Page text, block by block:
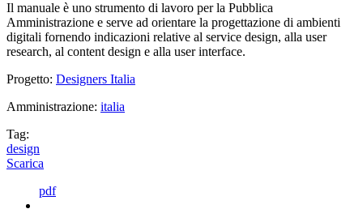
Il manuale è uno strumento di lavoro per la Pubblica
Amministrazione e serve ad orientare la progettazione di ambienti
digitali fornendo indicazioni relative al service design, alla user
research, al content design e alla user interface.
Progetto: Designers Italia
Amministrazione: italia
Tag:
design
Scarica
pdf